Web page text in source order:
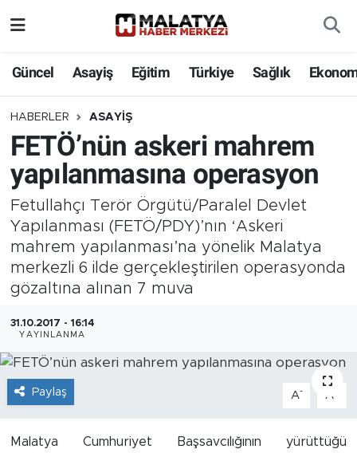
Güncel Asayiş Eğitim Türkiye Sağlık
HABERLER ASAYIŞ
FETÖ’nün askeri mahrem
yapılanmasına operasyon
Fetullahçı Terör Örgütü/Paralel Devlet
Yapılanması (FETÖ/PDY)’nın ‘Askeri
mahrem yapılanması’na yönelik Malatya
merkezli 6 ilde gerçekleştirilen operasyonda
gözaltına alınan 7 muva
31.10.2017 - 16:14
YAYINLANMA
Paylaş A- A
Malatya Cumhuriyet Başsavcılığının yürüttüğü
Eğitim
Türkiye
Sağlık
Ekonomi
Güncel
İş İlanları